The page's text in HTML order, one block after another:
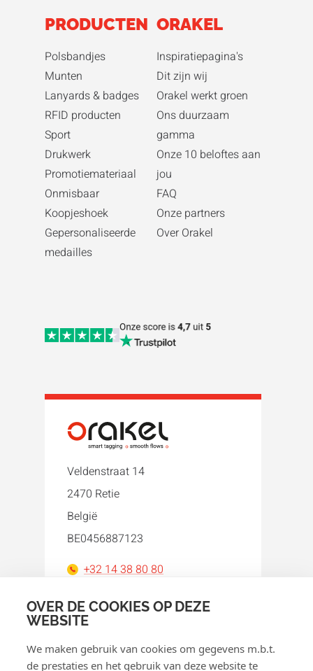
OVER DE COOKIES OP DEZE
WEBSITE
We maken gebruik van cookies om gegevens m.b.t.
de prestaties en het gebruik van deze website te
PRODUCTEN
Polsbandjes
Munten
Lanyards & badges
RFID producten
Sport
Drukwerk
Promotiemateriaal
Onmisbaar
Koopjeshoek
Gepersonaliseerde
medailles
ORAKEL
Inspiratiepagina's
Dit zijn wij
Orakel werkt groen
Ons duurzaam
gamma
Onze 10 beloftes aan
jou
FAQ
Onze partners
Over Orakel
Veldenstraat 14
2470 Retie
België
BE0456887123
+32 14 38 80 80
Facebook